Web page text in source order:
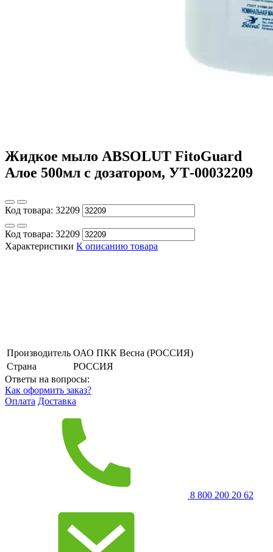
Жидкое мыло ABSOLUT FitoGuard
Алое 500мл с дозатором, УТ-00032209
Код товара: 32209
Код товара: 32209
Характеристики К описанию товара
Производитель ОАО ПКК Весна (РОССИЯ)
Страна
РОССИЯ
Ответы на вопросы:
Как оформить заказ?
Оплата Доставка
8 800 200 20 62